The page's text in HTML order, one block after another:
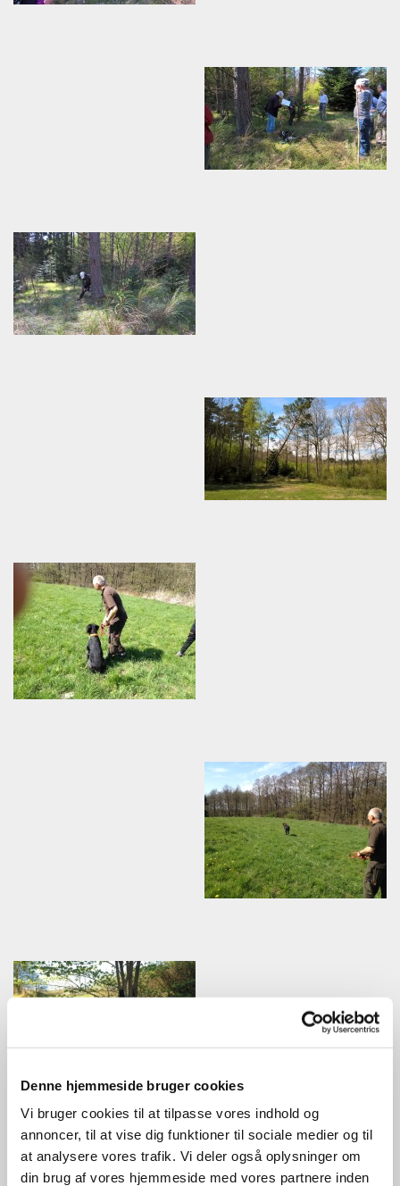
Denne hjemmeside bruger cookies
Vi bruger cookies til at tilpasse vores indhold og
annoncer, til at vise dig funktioner til sociale medier og til
at analysere vores trafik. Vi deler også oplysninger om
din brug af vores hjemmeside med vores partnere inden